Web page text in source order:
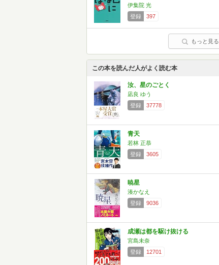
伊集院 光
登録
397
もっと見る
この本を読んだ人がよく読む本
汝、星のごとく
凪良 ゆう
登録
37778
青天
若林 正恭
登録
3605
暁星
湊かなえ
登録
9036
成瀬は都を駆け抜ける
宮島未奈
登録
12701